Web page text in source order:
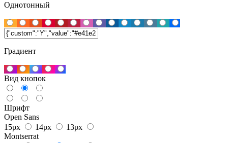
Однотонный
Градиент
Вид кнопок
Шрифт
Open Sans
15px
14px
13px
Montserrat